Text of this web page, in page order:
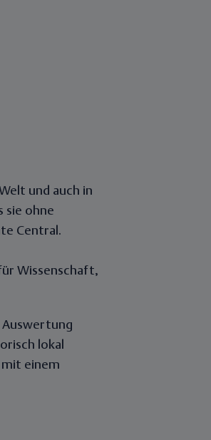
und auch in
sie ohne
Central.
Wissenschaft,
Auswertung
lokal
mit einem